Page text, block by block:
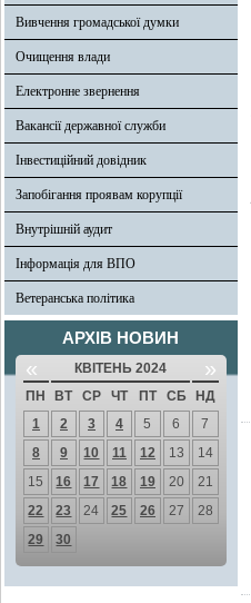
Вивчення громадської думки
Очищення влади
Електронне звернення
Вакансії державної служби
Інвестиційний довідник
Запобігання проявам корупції
Внутрішній аудит
Інформація для ВПО
Ветеранська політика
АРХІВ НОВИН
« КВІТЕНЬ 2024 »
ПН ВТ СР ЧТ ПТ СБ
НД
1
2 3 4 5 6
7
8
9 10 11 12 13
14
15
16 17 18 19 20
21
22
23 24 25 26 27
28
29
30